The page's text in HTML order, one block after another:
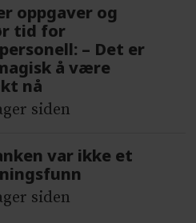
oppgaver og
tid for
– Det er
å være
nå
siden
var ikke et
siden